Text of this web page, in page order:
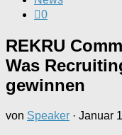
0
REKRU
Was
gewinnen
von Speaker · Januar